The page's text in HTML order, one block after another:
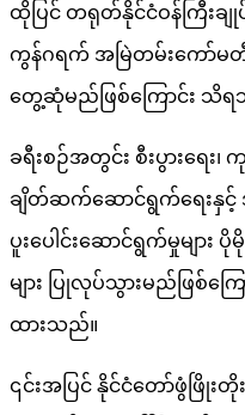
ထိုပြင် တရုတ်နိုင်ငံဝန်ကြီးချု
ကွန်ဂရက် အမြဲတမ်းကော်မ
တွေ့ဆုံမည်ဖြစ်ကြောင်း သိ
ခရီးစဉ်အတွင်း စီးပွားရေး၊
ချိတ်ဆက်ဆောင်ရွက်ရေးနှင့် အ
ပူးပေါင်းဆောင်ရွက်မှုများ
များ ပြုလုပ်သွားမည်ဖြစ်ကြ
ထားသည်။
၎င်းအပြင် နိုင်ငံတော်ဖွံဖြို